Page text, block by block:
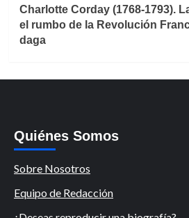
Charlotte Corday (1768-1793).
el rumbo de la Revolución
daga
Quiénes Somos
Sobre Nosotros
Equipo de Redacción